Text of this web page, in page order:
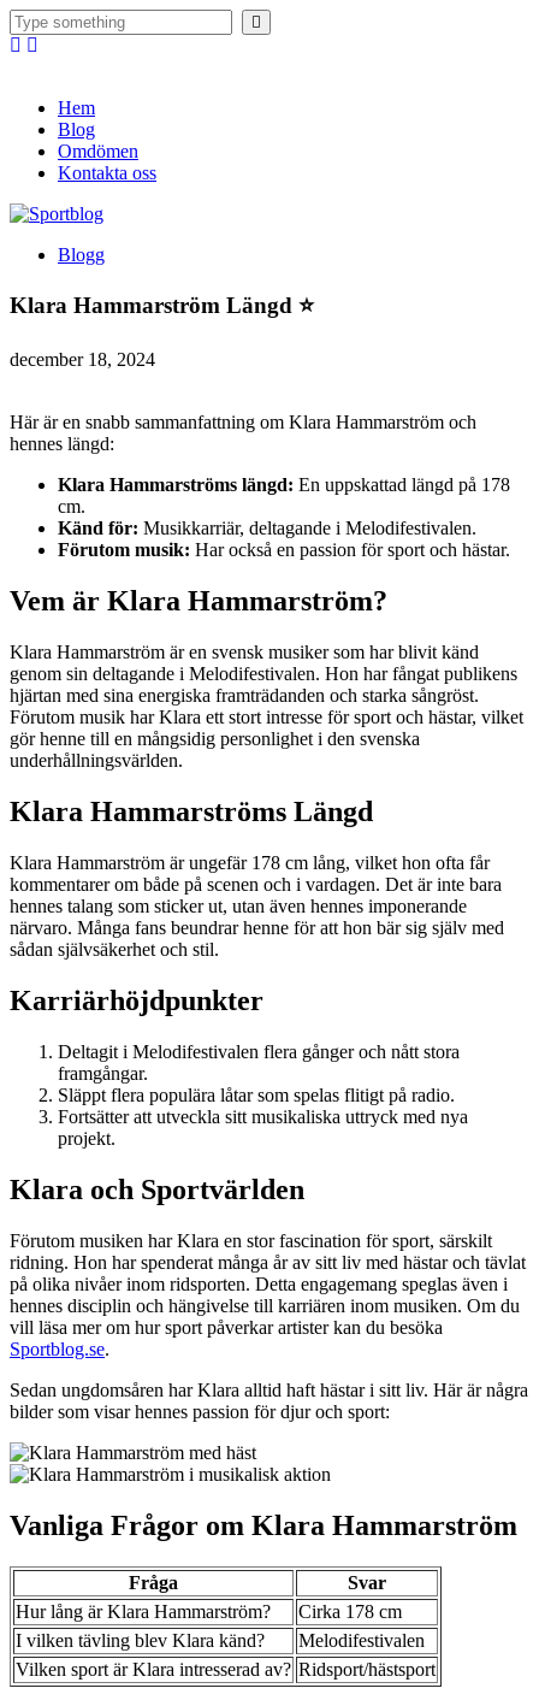
Hem
Blog
Omdömen
Kontakta oss
Blogg
Klara Hammarström Längd ⭐
december 18, 2024
Här är en snabb sammanfattning om Klara Hammarström och
hennes längd:
Klara Hammarströms längd: En uppskattad längd på 178
cm.
Känd för: Musikkarriär, deltagande i Melodifestivalen.
Förutom musik: Har också en passion för sport och hästar.
Vem är Klara Hammarström?
Klara Hammarström är en svensk musiker som har blivit känd
genom sin deltagande i Melodifestivalen. Hon har fångat publikens
hjärtan med sina energiska framträdanden och starka sångröst.
Förutom musik har Klara ett stort intresse för sport och hästar, vilket
gör henne till en mångsidig personlighet i den svenska
underhållningsvärlden.
Klara Hammarströms Längd
Klara Hammarström är ungefär 178 cm lång, vilket hon ofta får
kommentarer om både på scenen och i vardagen. Det är inte bara
hennes talang som sticker ut, utan även hennes imponerande
närvaro. Många fans beundrar henne för att hon bär sig själv med
sådan självsäkerhet och stil.
Karriärhöjdpunkter
Deltagit i Melodifestivalen flera gånger och nått stora
framgångar.
Släppt flera populära låtar som spelas flitigt på radio.
Fortsätter att utveckla sitt musikaliska uttryck med nya
projekt.
Klara och Sportvärlden
Förutom musiken har Klara en stor fascination för sport, särskilt
ridning. Hon har spenderat många år av sitt liv med hästar och tävlat
på olika nivåer inom ridsporten. Detta engagemang speglas även i
hennes disciplin och hängivelse till karriären inom musiken. Om du
vill läsa mer om hur sport påverkar artister kan du besöka
Sportblog.se.
Sedan ungdomsåren har Klara alltid haft hästar i sitt liv. Här är några
bilder som visar hennes passion för djur och sport:
Vanliga Frågor om Klara Hammarström
Fråga
Svar
Hur lång är Klara Hammarström?
Cirka 178 cm
I vilken tävling blev Klara känd?
Melodifestivalen
Vilken sport är Klara intresserad av? Ridsport/hästsport